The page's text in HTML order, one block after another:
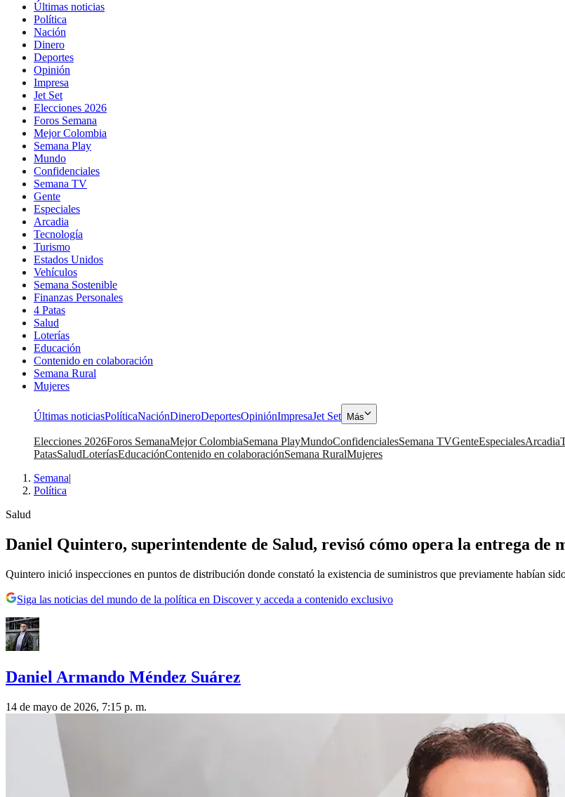
Últimas noticias
Política
Nación
Dinero
Deportes
Opinión
Impresa
Jet Set
Elecciones 2026
Foros Semana
Mejor Colombia
Semana Play
Mundo
Confidenciales
Semana TV
Gente
Especiales
Arcadia
Tecnología
Turismo
Estados Unidos
Vehículos
Semana Sostenible
Finanzas Personales
4 Patas
Salud
Loterías
Educación
Contenido en colaboración
Semana Rural
Mujeres
Últimas noticiasPolíticaNaciónDineroDeportesOpiniónImpresaJet Set Más
Elecciones 2026Foros SemanaMejor ColombiaSemana PlayMundoConfidencialesSemana TVGenteEspecialesArcadia
PatasSaludLoteríasEducaciónContenido en colaboraciónSemana RuralMujeres
Semana|
Política
Salud
Daniel Quintero, superintendente de Salud, revisó cómo opera la entrega de
Quintero inició inspecciones en puntos de distribución donde constató la existencia de suministros que previamente habían
Siga las noticias del mundo de la política en Discover y acceda a contenido exclusivo
Daniel Armando Méndez Suárez
14 de mayo de 2026, 7:15 p. m.